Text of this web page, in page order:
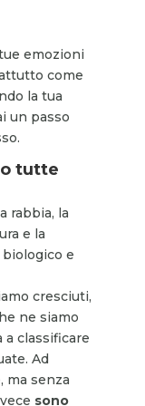
emozioni
come
la tua
un passo
tutte
rabbia, la
e la
e
cresciuti,
ne siamo
a classificare
Ad
ma senza
sono